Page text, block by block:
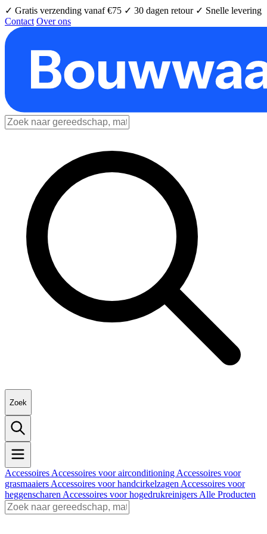
✓ Gratis verzending vanaf €75 ✓ 30 dagen retour ✓ Snelle levering
Contact Over ons
Zoek
Accessoires Accessoires voor airconditioning Accessoires voor
grasmaaiers Accessoires voor handcirkelzagen Accessoires voor
heggenscharen Accessoires voor hogedrukreinigers Alle Producten